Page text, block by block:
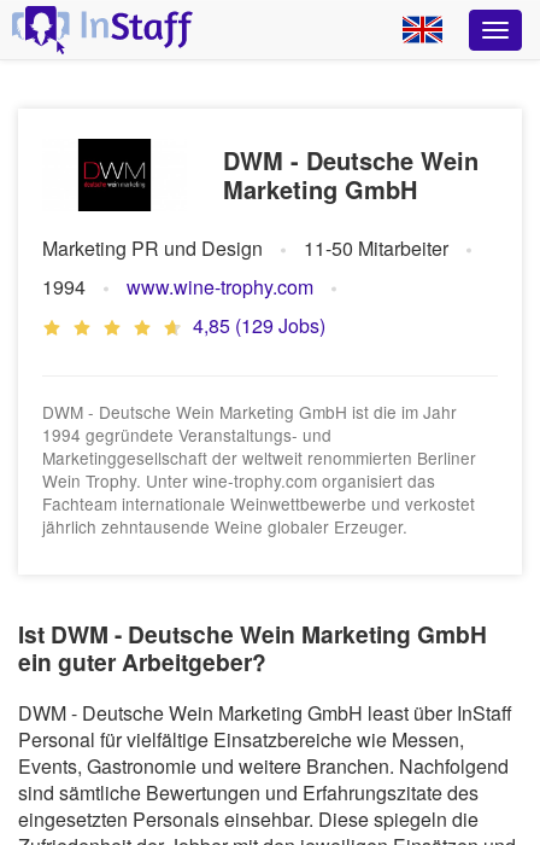
DWM - Deutsche Wein
Marketing GmbH
Marketing PR und Design
11-50 Mitarbeiter
1994
www.wine-trophy.com
4,85 (129 Jobs)
DWM - Deutsche Wein Marketing GmbH ist die im Jahr
1994 gegründete Veranstaltungs- und
Marketinggesellschaft der weltweit renommierten Berliner
Wein Trophy. Unter wine-trophy.com organisiert das
Fachteam internationale Weinwettbewerbe und verkostet
jährlich zehntausende Weine globaler Erzeuger.
Ist DWM - Deutsche Wein Marketing GmbH
ein guter Arbeitgeber?
DWM - Deutsche Wein Marketing GmbH least über InStaff
Personal für vielfältige Einsatzbereiche wie Messen,
Events, Gastronomie und weitere Branchen. Nachfolgend
sind sämtliche Bewertungen und Erfahrungszitate des
eingesetzten Personals einsehbar. Diese spiegeln die